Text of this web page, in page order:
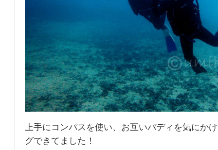
上手にコンパスを使い、お互いバディを気にか
グできてました！